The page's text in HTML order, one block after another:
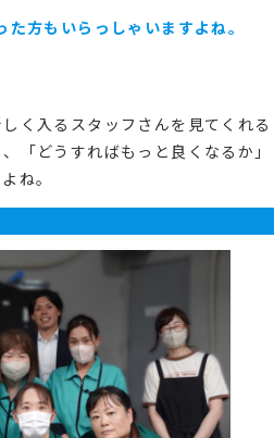
方もいらっしゃいますよね。
く入るスタッフさんを見てくれる
「どうすればもっと良くなるか」
ね。